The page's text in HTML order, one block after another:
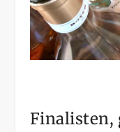
Finalisten,